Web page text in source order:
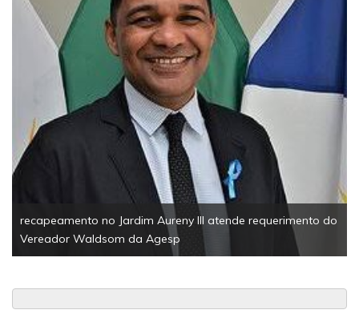
recapeamento no Jardim Aureny III atende requerimento do
Vereador Waldsom da Agesp